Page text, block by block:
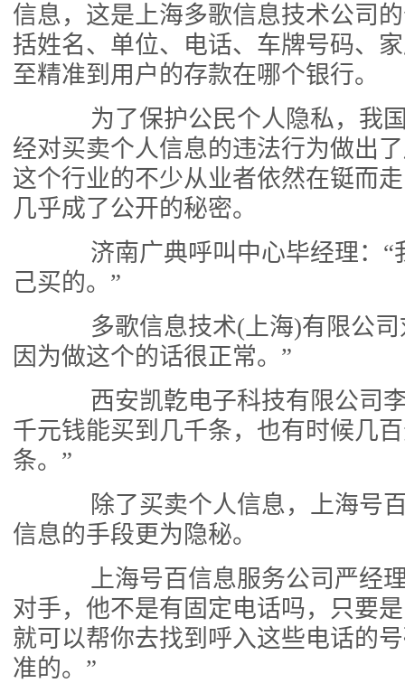
信息，这是上海多歌信息技术公司
括姓名、单位、电话、车牌号码、
至精准到用户的存款在哪个银行。
为了保护公民个人隐私，我国
经对买卖个人信息的违法行为做出
这个行业的不少从业者依然在铤而
几乎成了公开的秘密。
济南广典呼叫中心毕经理：“
己买的。”
多歌信息技术(上海)有限公司
因为做这个的话很正常。”
西安凯亁电子科技有限公司李
千元钱能买到几千条，也有时候几
条。”
除了买卖个人信息，上海号百
信息的手段更为隐秘。
上海号百信息服务公司严经理
对手，他不是有固定电话吗，只要
就可以帮你去找到呼入这些电话的
准的。”